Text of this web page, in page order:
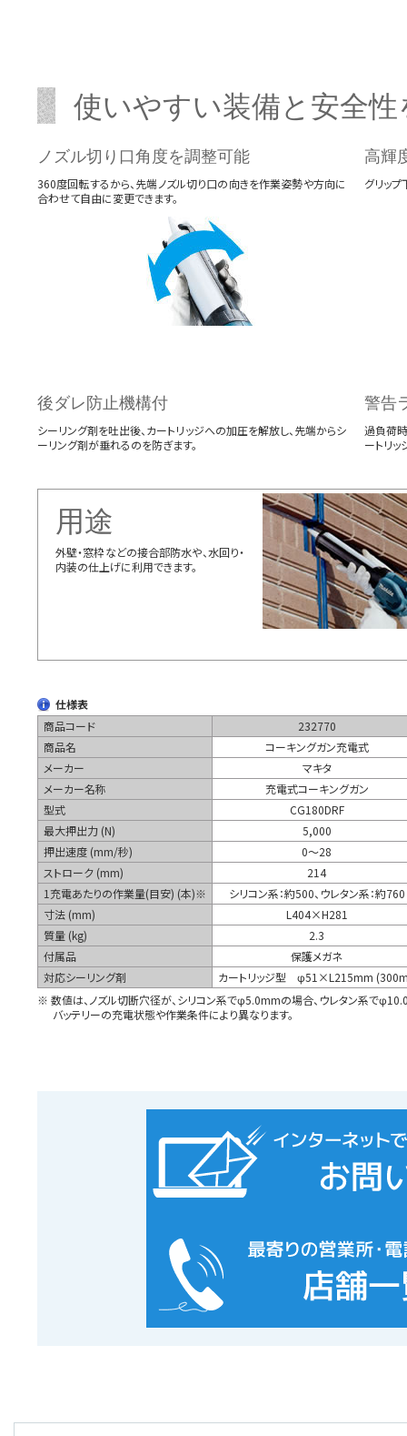
使いやすい装備と安全
ノズル切り口角度を調整可能
360度回転するから、先端ノズル切り口の向きを作業姿勢や方向に
合わせて自由に変更できます。
高輝
グリッ
後ダレ防止機構付
シーリング剤を吐出後、カートリッジへの加圧を解放し、先端からシ
ーリング剤が垂れるのを防ぎます。
警告
過負荷
ートリッ
用途
外壁・窓枠などの接合部防水や、水回り・
内装の仕上げに利用できます。
仕様表
商品コード
232770
商品名
コーキングガン充電式
メーカー
マキタ
メーカー名称
充電式コーキングガン
型式
CG180DRF
最大押出力 (N)
5,000
押出速度 (mm/秒)
0～28
ストローク (mm)
214
1充電あたりの作業量(目安) (本)※
シリコン系：約500、ウレタン系：約760
寸法 (mm)
L404×H281
質量 (kg)
2.3
付属品
保護メガネ
対応シーリング剤
カートリッジ型 φ51×L215mm
※ 数値は、ノズル切断穴径が、シリコン系でφ5.0mmの場合、ウレタン系で
バッテリーの充電状態や作業条件により異なります。